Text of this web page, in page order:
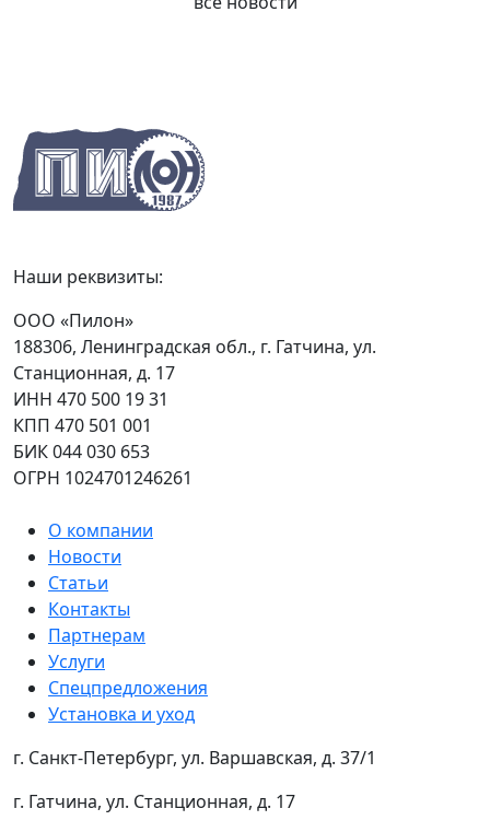
Наши реквизиты:
ООО «Пилон»
188306, Ленинградская обл., г. Гатчина, ул.
Станционная, д. 17
ИНН 470 500 19 31
КПП 470 501 001
БИК 044 030 653
ОГРН 1024701246261
О компании
Новости
Статьи
Контакты
Партнерам
Услуги
Спецпредложения
Установка и уход
г. Санкт-Петербург, ул. Варшавская, д. 37/1
г. Гатчина, ул. Станционная, д. 17